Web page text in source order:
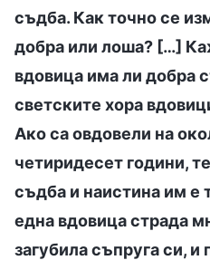
съдба. Как точно се
добра или лоша? […]
вдовица има ли добра
светските хора
Ако са овдовели на
четиридесет години,
съдба и наистина им е
една вдовица страда
загубила съпруга си, и